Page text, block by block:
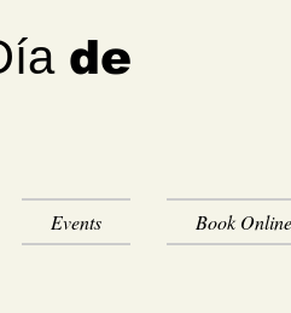
de
Events Book Online